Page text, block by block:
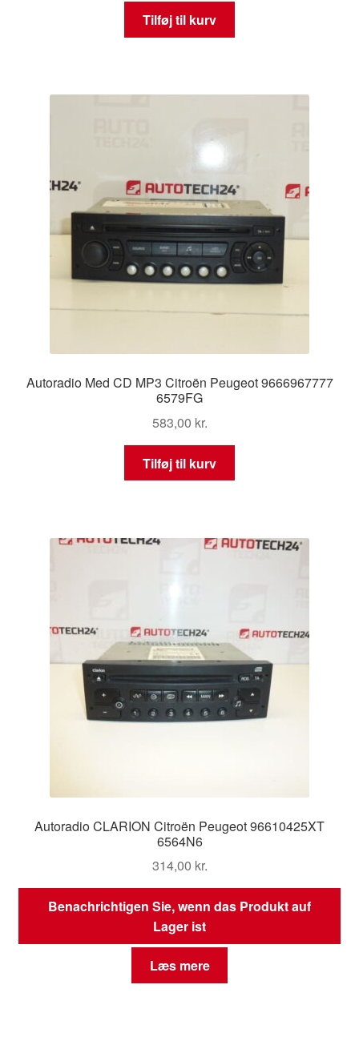
Tilføj til kurv
Autoradio Med CD MP3 Citroën Peugeot 9666967777
6579FG
583,00 kr.
Tilføj til kurv
Autoradio CLARION Citroën Peugeot 96610425XT
6564N6
314,00 kr.
Benachrichtigen Sie, wenn das Produkt auf
Lager ist
Læs mere